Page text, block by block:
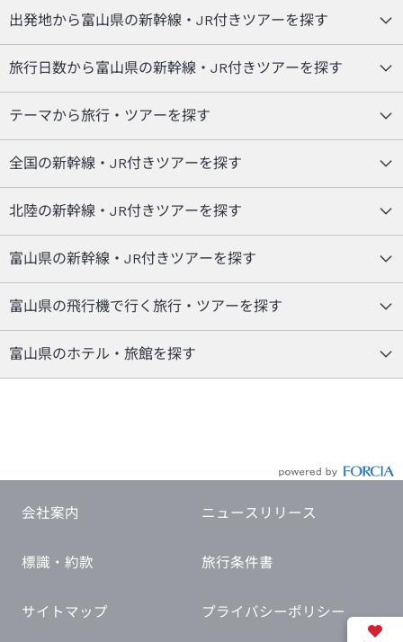
出発地から富山県の新幹線・JR付きツアーを探す
旅行日数から富山県の新幹線・JR付きツアーを探す
テーマから旅行・ツアーを探す
全国の新幹線・JR付きツアーを探す
北陸の新幹線・JR付きツアーを探す
富山県の新幹線・JR付きツアーを探す
富山県の飛行機で行く旅行・ツアーを探す
富山県のホテル・旅館を探す
会社案内 ニュースリリース
標識・約款 旅行条件書
サイトマップ プライバシーポリシー